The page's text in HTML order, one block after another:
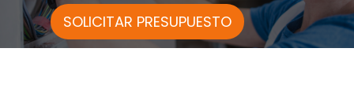
SOLICITAR PRESUPUESTO